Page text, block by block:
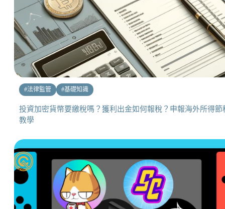
#法律監管 #基礎知識
投資加密貨幣要繳稅嗎？獲利出金如何報稅？申報海外所得節
教學